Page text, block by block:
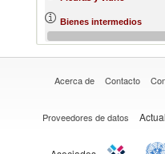
Bienes intermedios
Reino animal
Acerca de Contacto
Proveedores de datos